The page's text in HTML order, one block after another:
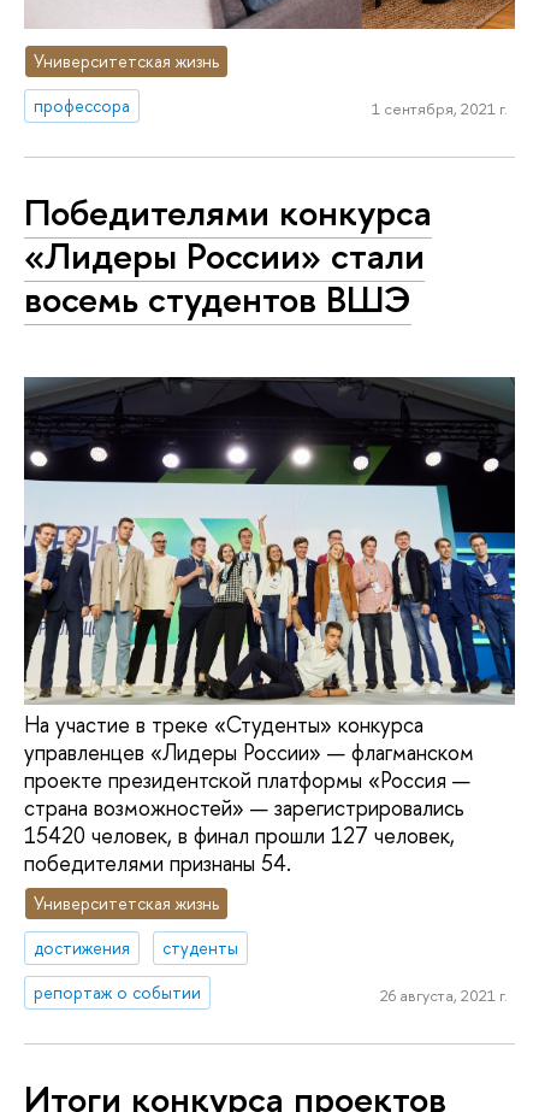
Университетская жизнь
профессора
1 сентября, 2021 г.
Победителями конкурса
«Лидеры России» стали
восемь студентов ВШЭ
На участие в треке «Студенты» конкурса
управленцев «Лидеры России» — флагманском
проекте президентской платформы «Россия —
страна возможностей» — зарегистрировались
15420 человек, в финал прошли 127 человек,
победителями признаны 54.
Университетская жизнь
достижения
студенты
репортаж о событии
26 августа, 2021 г.
Итоги конкурса проектов